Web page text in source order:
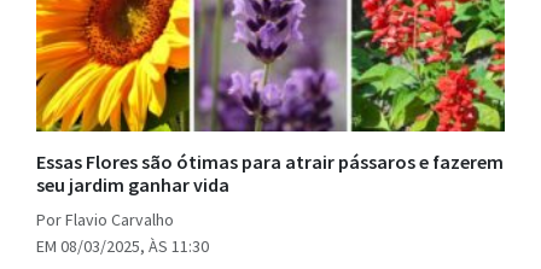
Essas Flores são ótimas para atrair pássaros e fazerem
seu jardim ganhar vida
Por Flavio Carvalho
EM 08/03/2025, ÀS 11:30